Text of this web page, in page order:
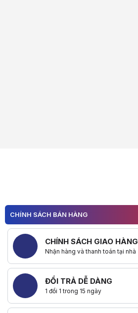
CHÍNH SÁCH BÁN HÀNG
CHÍNH SÁCH GIAO HÀNG
Nhận hàng và thanh toán tại nhà
ĐỔI TRẢ DỄ DÀNG
1 đổi 1 trong 15 ngày